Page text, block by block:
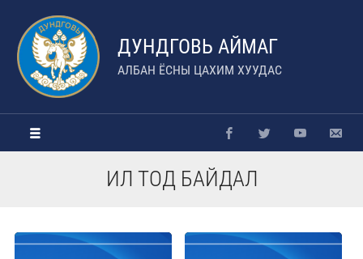
ДУНДГОВЬ АЙМАГ
АЛБАН ЁСНЫ ЦАХИМ ХУУДАС
ИЛ ТОД БАЙДАЛ